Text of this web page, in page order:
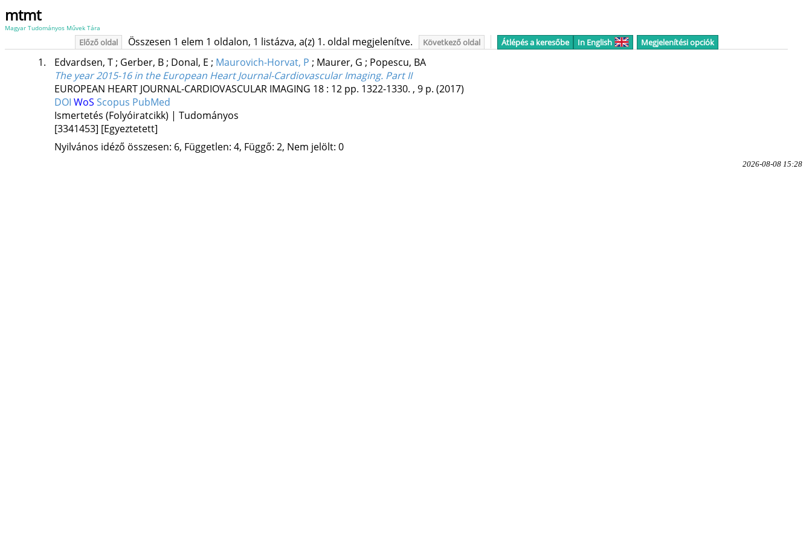
mtmt
Magyar Tudományos Művek Tára
Előző oldal Összesen 1 elem 1 oldalon, 1 listázva, a(z) 1. oldal megjelenítve. Következő oldal Átlépés a keresőbe In English Megjelenítési opciók
1. Edvardsen, T; Gerber, B; Donal, E ; Maurovich-Horvat, P ; Maurer, G ; Popescu, BA
The year 2015-16 in the European Heart Journal-Cardiovascular Imaging. Part II
EUROPEAN HEART JOURNAL-CARDIOVASCULAR IMAGING 18: 12 pp. 1322-1330. , 9 p. (2017)
DOI WoS Scopus PubMed
Ismertetés (Folyóiratcikk) | Tudományos
[3341453] [Egyeztetett]
Nyilvános idéző összesen: 6, Független: 4, Függő: 2, Nem jelölt: 0
2026-08-08 15:28